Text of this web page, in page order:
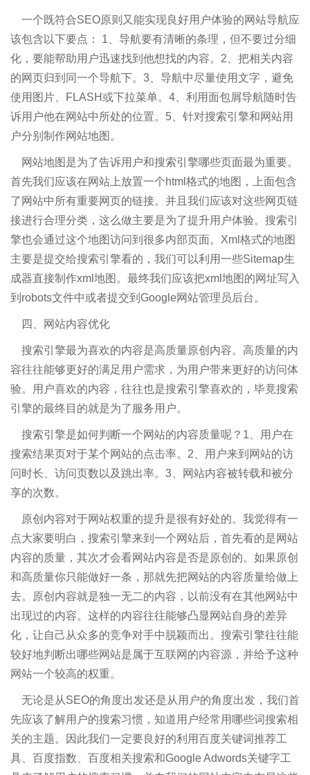
一个既符合SEO原则又能实现良好用户体验的网站导航应
该包含以下要点： 1、导航要有清晰的条理，但不要过分细
化，要能帮助用户迅速找到他想找的内容。2、把相关内容
的网页归到同一个导航下。3、导航中尽量使用文字，避免
使用图片、FLASH或下拉菜单。4、利用面包屑导航随时告
诉用户他在网站中所处的位置。5、针对搜索引擎和网站用
户分别制作网站地图。
网站地图是为了告诉用户和搜索引擎哪些页面最为重要。
首先我们应该在网站上放置一个html格式的地图，上面包含
了网站中所有重要网页的链接。并且我们应该对这些网页链
接进行合理分类，这么做主要是为了提升用户体验。搜索引
擎也会通过这个地图访问到很多内部页面。Xml格式的地图
主要是提交给搜索引擎看的，我们可以利用一些Sitemap生
成器直接制作xml地图。最终我们应该把xml地图的网址写入
到robots文件中或者提交到Google网站管理员后台。
四、网站内容优化
搜索引擎最为喜欢的内容是高质量原创内容。高质量的内
容往往能够更好的满足用户需求，为用户带来更好的访问体
验。用户喜欢的内容，往往也是搜索引擎喜欢的，毕竟搜索
引擎的最终目的就是为了服务用户。
搜索引擎是如何判断一个网站的内容质量呢？1、用户在
搜索结果页对于某个网站的点击率。2、用户来到网站的访
问时长、访问页数以及跳出率。3、网站内容被转载和被分
享的次数。
原创内容对于网站权重的提升是很有好处的。我觉得有一
点大家要明白，搜索引擎来到一个网站后，首先看的是网站
内容的质量，其次才会看网站内容是否是原创的。如果原创
和高质量你只能做好一条，那就先把网站的内容质量给做上
去。原创内容就是独一无二的内容，以前没有在其他网站中
出现过的内容。这样的内容往往能够凸显网站自身的差异
化，让自己从众多的竞争对手中脱颖而出。搜索引擎往往能
较好地判断出哪些网站是属于互联网的内容源，并给予这种
网站一个较高的权重。
无论是从SEO的角度出发还是从用户的角度出发，我们首
先应该了解用户的搜索习惯，知道用户经常用哪些词搜索相
关的主题。因此我们一定要良好的利用百度关键词推荐工
具、百度指数、百度相关搜索和Google Adwords关键字工